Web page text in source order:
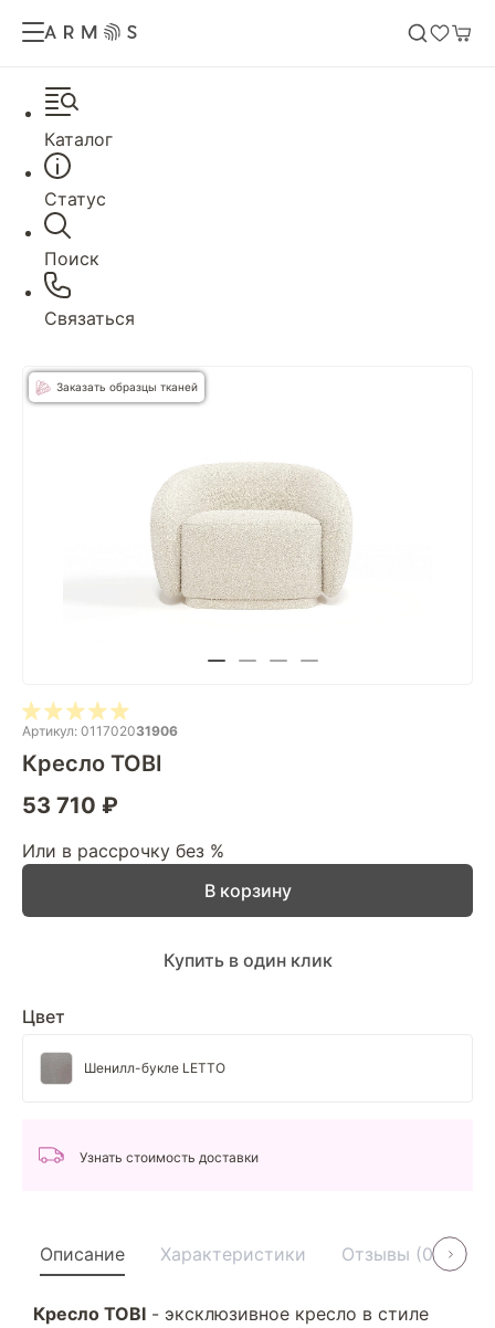
Каталог
Статус
Поиск
Связаться
Заказать образцы тканей
Артикул: 011702031906
Кресло TOBI
53 710 ₽
Или в рассрочку без %
Цвет
Шенилл-букле LETTO
В корзину
Купить в один клик
Узнать стоимость доставки
Описание Характеристики Отзывы (0)
Кресло TOBI - эксклюзивное кресло в стиле